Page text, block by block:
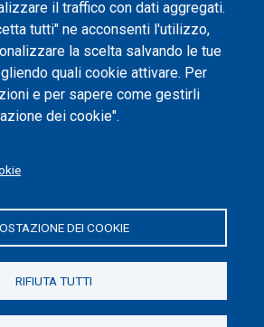
il traffico con dati aggregati.
tutti" ne acconsenti l'utilizzo,
la scelta salvando le tue
quali cookie attivare. Per
e per sapere come gestirli
dei cookie".
DEI COOKIE
RIFIUTA TUTTI
Duca degli Abruzzi, 24 | 10129
00518460019 | PEC